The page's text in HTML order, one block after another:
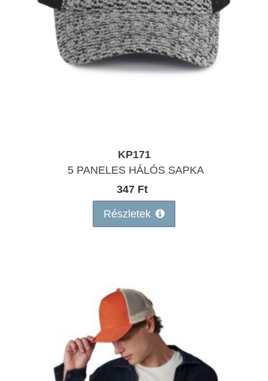
KP171
5 PANELES HÁLÓS SAPKA
347 Ft
Részletek